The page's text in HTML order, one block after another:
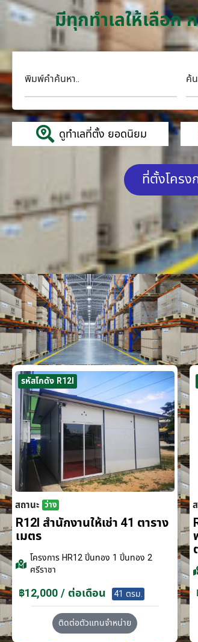
มีทุกทำเลให้เลือก
พิมพ์คำค้นหา.. ค้
ดูทำเลที่ตั้ง ยอดนิยม
ที่ตั้งโครง
รหัสโกดัง R12I
สถานะ ว่าง
R12I สำนักงานให้เช่า 41 ตาราง
เมตร
โครงการHR12 ปิ่นทอง 1 ปิ่นทอง 2
ศรีราชา
฿12,000 / ต่อเดือน 41 ตรม.
ติดต่อตัวแทนจำหน่าย